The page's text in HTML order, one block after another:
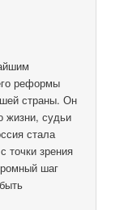
реформы
страны. Он
жизни, судьи
стала
точки зрения
шаг